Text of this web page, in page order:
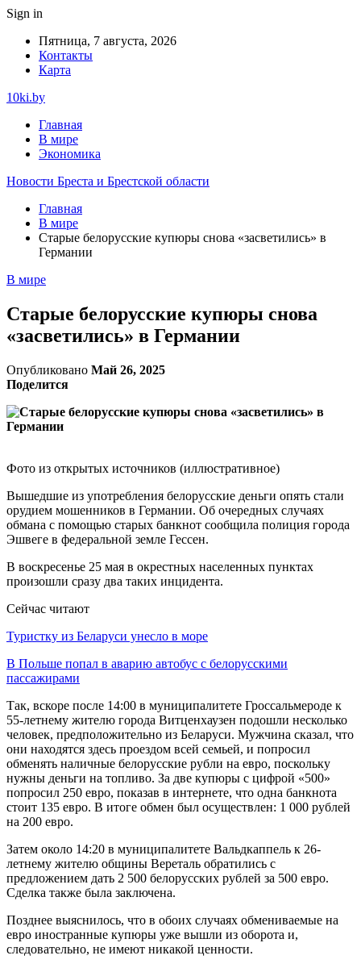
Sign in
Пятница, 7 августа, 2026
Контакты
Карта
10ki.by
Главная
В мире
Экономика
Новости Бреста и Брестской области
Главная
В мире
Старые белорусские купюры снова «засветились» в
Германии
В мире
Старые белорусские купюры снова
«засветились» в Германии
Опубликовано Май 26, 2025
Поделится
Фото из открытых источников (иллюстративное)
Вышедшие из употребления белорусские деньги опять стали
орудием мошенников в Германии. Об очередных случаях
обмана с помощью старых банкнот сообщила полиция города
Эшвеге в федеральной земле Гессен.
В воскресенье 25 мая в окрестных населенных пунктах
произошли сразу два таких инцидента.
Сейчас читают
Туристку из Беларуси унесло в море
В Польше попал в аварию автобус с белорусскими
пассажирами
Так, вскоре после 14:00 в муниципалитете Гроссальмероде к
55-летнему жителю города Витценхаузен подошли несколько
человек, предположительно из Беларуси. Мужчина сказал, что
они находятся здесь проездом всей семьей, и попросил
обменять наличные белорусские рубли на евро, поскольку
нужны деньги на топливо. За две купюры с цифрой «500»
попросил 250 евро, показав в интернете, что одна банкнота
стоит 135 евро. В итоге обмен был осуществлен: 1 000 рублей
на 200 евро.
Затем около 14:20 в муниципалитете Вальдкаппель к 26-
летнему жителю общины Вереталь обратились с
предложением дать 2 500 белорусских рублей за 500 евро.
Сделка также была заключена.
Позднее выяснилось, что в обоих случаях обмениваемые на
евро иностранные купюры уже вышли из оборота и,
следовательно, не имеют никакой ценности.